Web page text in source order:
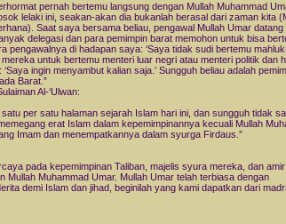
pernah bertemu langsung dengan Mullah Muhammad
lelaki ini, seakan-akan dia bukanlah berasal dari zaman kita
Saat saya bersama beliau, pengawal Mullah Umar datang
delegasi dan para pemimpin barat memohon untuk bisa
pengawalnya di hadapan saya: ‘Saya tidak sudi bertemu
untuk bertemu menteri luar negri atau menteri politik dan
‘Saya ingin menyambut kalian saja.’ Sungguh beliau adalah
Barat.”
Al-‘Ulwan:
per satu halaman sejarah Islam hari ini, dan sungguh tidak
erat Islam dalam kepemimpinannya kecuali Mullah
Imam dan menempatkannya dalam syurga Firdaus.”
pada kepemimpinan Taliban, majelis syura mereka, dan
Mullah Muhammad Umar. Mullah Umar telah terbiasa dengan
demi Islam dan jihad, beginilah yang kami dapatkan dari